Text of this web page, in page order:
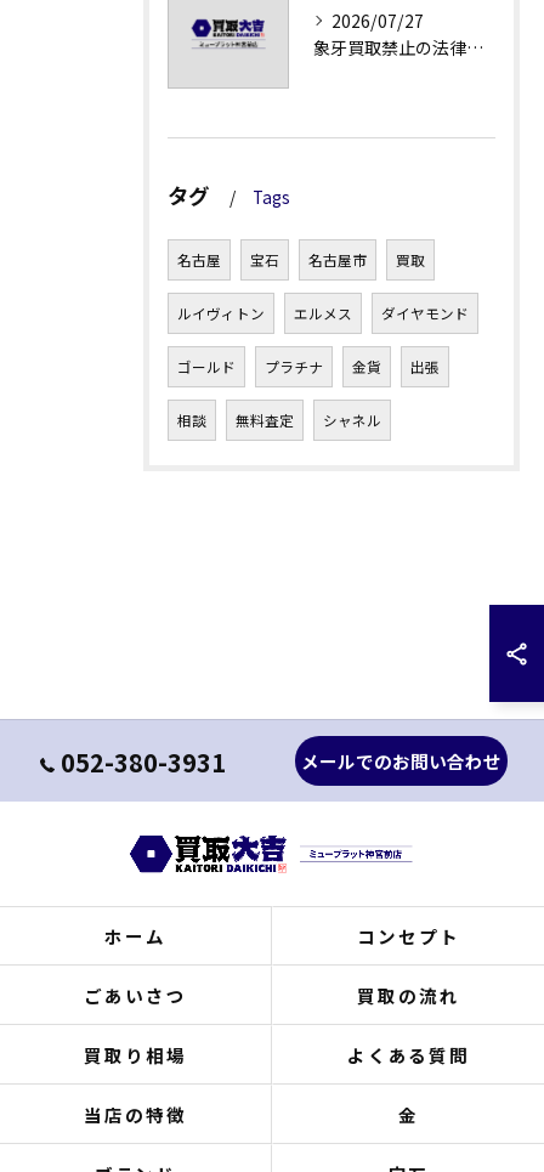
2026/07/27
象牙買取禁止の法律と背景解説
タグ Tags
名古屋 宝石 名古屋市 買取
ルイヴィトン エルメス ダイヤモンド
ゴールド プラチナ 金貨 出張
相談 無料査定 シャネル
052-380-3931 メールでのお問い合わせ
ホーム コンセプト
ごあいさつ 買取の流れ
買取り相場 よくある質問
当店の特徴 金